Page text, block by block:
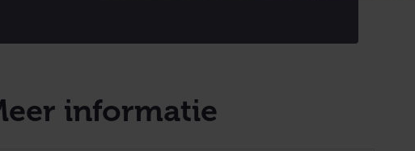
informatie